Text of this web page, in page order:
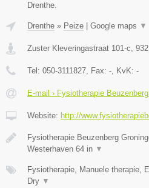
Drenthe.
Drenthe » Peize Google maps ▼
Zuster Kleveringastraat 101-c,
Tel: 050-3111827, Fax: -, KvK: -
E-mail › Fysiotherapie
Website: http://
Fysiotherapie Beuzenberg
Westerhaven 64 in ▼
Fysiotherapie, Manuele therapie,
Dry ▼